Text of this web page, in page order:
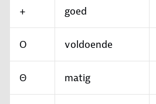
+ goed
O voldoende
Θ matig